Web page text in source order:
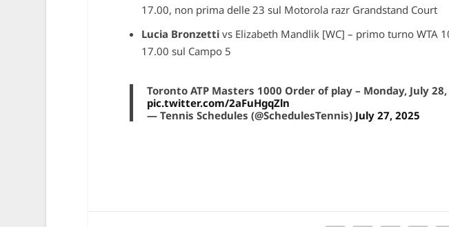
17.00, non prima delle 23 sul Motorola razr Grandstand Court
Lucia Bronzettivs Elizabeth Mandlik [WC] – primo turno WTA
17.00 sul Campo 5
Toronto ATP Masters 1000 Order of play – Monday, July 28,
pic.twitter.com/2aFuHgqZln
— Tennis Schedules (@SchedulesTennis) July 27, 2025